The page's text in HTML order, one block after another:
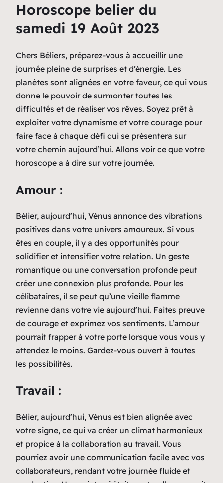
Horoscope belier du
samedi 19 Août 2023
Chers Béliers, préparez-vous à accueillir une
journée pleine de surprises et d’énergie. Les
planètes sont alignées en votre faveur, ce qui vous
donne le pouvoir de surmonter toutes les
difficultés et de réaliser vos rêves. Soyez prêt à
exploiter votre dynamisme et votre courage pour
faire face à chaque défi qui se présentera sur
votre chemin aujourd’hui. Allons voir ce que votre
horoscope a à dire sur votre journée.
Amour :
Bélier, aujourd’hui, Vénus annonce des vibrations
positives dans votre univers amoureux. Si vous
êtes en couple, il y a des opportunités pour
solidifier et intensifier votre relation. Un geste
romantique ou une conversation profonde peut
créer une connexion plus profonde. Pour les
célibataires, il se peut qu’une vieille flamme
revienne dans votre vie aujourd’hui. Faites preuve
de courage et exprimez vos sentiments. L’amour
pourrait frapper à votre porte lorsque vous vous y
attendez le moins. Gardez-vous ouvert à toutes
les possibilités.
Travail :
Bélier, aujourd’hui, Vénus est bien alignée avec
votre signe, ce qui va créer un climat harmonieux
et propice à la collaboration au travail. Vous
pourriez avoir une communication facile avec vos
collaborateurs, rendant votre journée fluide et